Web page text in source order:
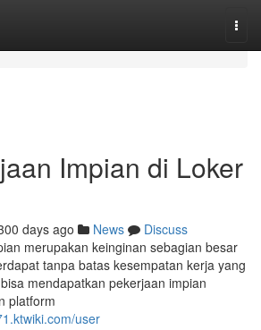
Impian di Loker
days ago News
Discuss
merupakan keinginan sebagian besar
tanpa batas kesempatan kerja yang
mendapatkan pekerjaan impian
platform
user